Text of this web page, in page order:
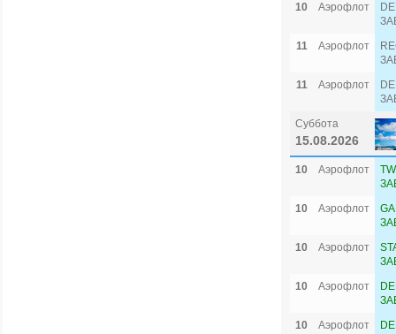
10
Аэрофлот
11
Аэрофлот
11
Аэрофлот
Суббота
15.08.2026
10 Аэрофлот
10
Аэрофлот
10
Аэрофлот
10
Аэрофлот
10
Аэрофлот